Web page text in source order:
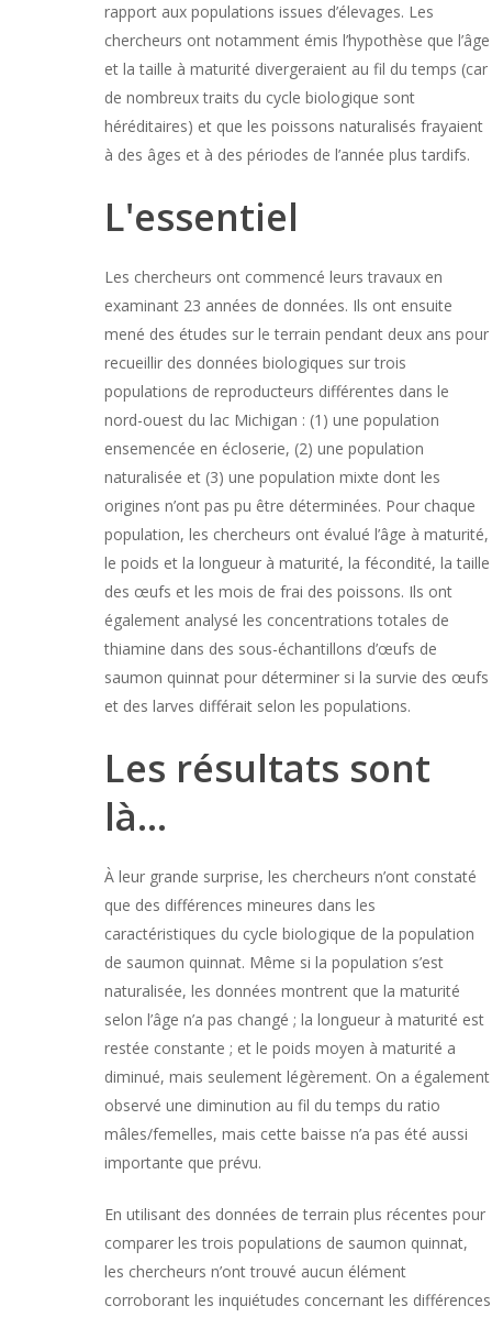
rapport aux populations issues d’élevages. Les
chercheurs ont notamment émis l’hypothèse que l’âge
et la taille à maturité divergeraient au fil du temps (car
de nombreux traits du cycle biologique sont
héréditaires) et que les poissons naturalisés frayaient
à des âges et à des périodes de l’année plus tardifs.
L'essentiel
Les chercheurs ont commencé leurs travaux en
examinant 23 années de données. Ils ont ensuite
mené des études sur le terrain pendant deux ans pour
recueillir des données biologiques sur trois
populations de reproducteurs différentes dans le
nord-ouest du lac Michigan : (1) une population
ensemencée en écloserie, (2) une population
naturalisée et (3) une population mixte dont les
origines n’ont pas pu être déterminées. Pour chaque
population, les chercheurs ont évalué l’âge à maturité,
le poids et la longueur à maturité, la fécondité, la taille
des œufs et les mois de frai des poissons. Ils ont
également analysé les concentrations totales de
thiamine dans des sous-échantillons d’œufs de
saumon quinnat pour déterminer si la survie des œufs
et des larves différait selon les populations.
Les résultats sont
là…
À leur grande surprise, les chercheurs n’ont constaté
que des différences mineures dans les
caractéristiques du cycle biologique de la population
de saumon quinnat. Même si la population s’est
naturalisée, les données montrent que la maturité
selon l’âge n’a pas changé ; la longueur à maturité est
restée constante ; et le poids moyen à maturité a
diminué, mais seulement légèrement. On a également
observé une diminution au fil du temps du ratio
mâles/femelles, mais cette baisse n’a pas été aussi
importante que prévu.
En utilisant des données de terrain plus récentes pour
comparer les trois populations de saumon quinnat,
les chercheurs n’ont trouvé aucun élément
corroborant les inquiétudes concernant les différences